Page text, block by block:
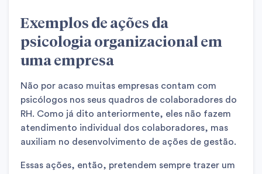
Exemplos de ações da
psicologia organizacional em
uma empresa
Não por acaso muitas empresas contam com
psicólogos nos seus quadros de colaboradores do
RH. Como já dito anteriormente, eles não fazem
atendimento individual dos colaboradores, mas
auxiliam no desenvolvimento de ações de gestão.
Essas ações, então, pretendem sempre trazer um